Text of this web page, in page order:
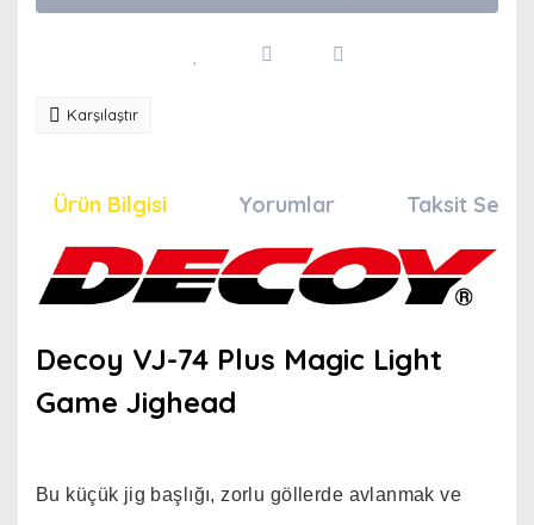
Karşılaştır
Ürün Bilgisi Yorumlar Taksit
Decoy VJ-74 Plus Magic Light
Game Jighead
Bu küçük jig başlığı, zorlu göllerde avlanmak ve